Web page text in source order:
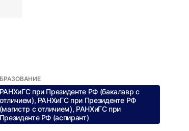
РАНХиГС при Президенте РФ (бакалавр с
отличием), РАНХиГС при Президенте РФ
(магистр с отличием), РАНХиГС при
Президенте РФ (аспирант)